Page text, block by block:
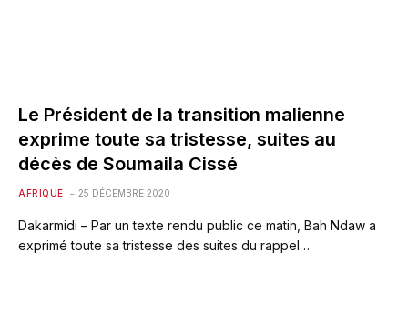
Le Président de la transition malienne
exprime toute sa tristesse, suites au
décès de Soumaila Cissé
AFRIQUE 25 DÉCEMBRE 2020
Dakarmidi – Par un texte rendu public ce matin, Bah Ndaw a
exprimé toute sa tristesse des suites du rappel…